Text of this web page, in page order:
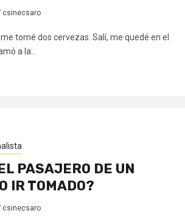
csinecsaro
tomé dos cervezas. Salí, me quedé en el
a la...
PASAJERO DE UN
IR TOMADO?
csinecsaro